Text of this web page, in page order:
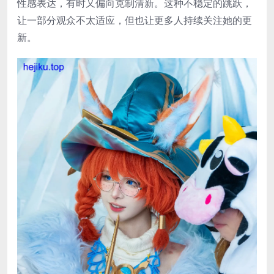
性感表达，有时又偏向克制清新。这种不稳定的跳跃，
让一部分观众不太适应，但也让更多人持续关注她的更
新。